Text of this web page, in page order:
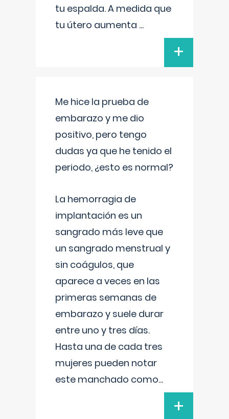
tu espalda. A medida que
tu útero aumenta ...
+
Me hice la prueba de
embarazo y me dio
positivo, pero tengo
dudas ya que he tenido el
periodo, ¿esto es normal?
La hemorragia de
implantación es un
sangrado más leve que
un sangrado menstrual y
sin coágulos, que
aparece a veces en las
primeras semanas de
embarazo y suele durar
entre uno y tres días.
Hasta una de cada tres
mujeres pueden notar
este manchado como...
+